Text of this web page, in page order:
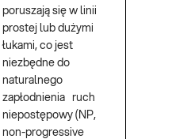
poruszają się w linii
prostej lub dużymi
łukami, co jest
niezbędne do
naturalnego
zapłodnienia ruch
niepostępowy (NP,
non-progressive